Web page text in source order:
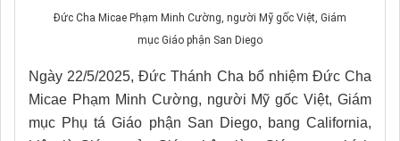
Đức Cha Micae Phạm Minh Cường, người Mỹ gốc Việt, Giám
mục Giáo phận San Diego
Ngày 22/5/2025, Đức Thánh Cha bổ nhiệm Đức Cha
Micae Phạm Minh Cường, người Mỹ gốc Việt, Giám
mục Phụ tá Giáo phận San Diego, bang California,